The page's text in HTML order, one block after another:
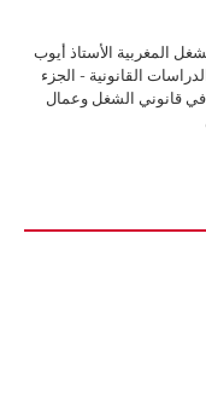
المغربية الأستاذ أيوب
القانونية - الجزء
في قانوني الشغل وعمال